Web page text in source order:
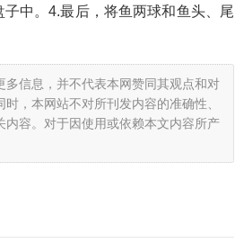
中。4.最后，将鱼两球和鱼头、尾
信息，并不代表本网赞同其观点和对
，本网站不对所刊发内容的准确性、
容。对于因使用或依赖本文内容所产